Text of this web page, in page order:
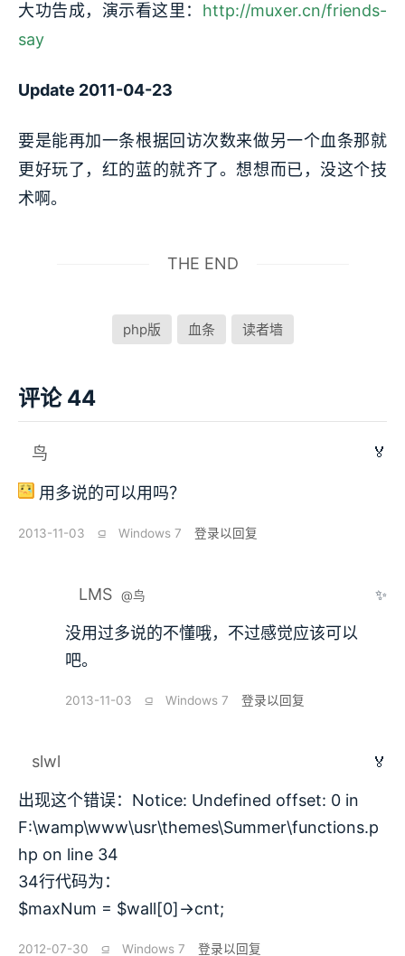
大功告成，演示看这里： http://muxer.cn/friends-
say
Update 2011-04-23
要是能再加一条根据回访次数来做另一个血条那就
更好玩了，红的蓝的就齐了。想想而已，没这个技
术啊。
THE END
php版 血条 读者墙
评论 44
鸟 🏅
用多说的可以用吗？
2013-11-03 ⫑ Windows 7 登录以回复
LMS @鸟 ✨
没用过多说的不懂哦，不过感觉应该可以
吧。
2013-11-03 ⫑ Windows 7 登录以回复
slwl 🏅
出现这个错误：Notice: Undefined offset: 0 in
F:\wamp\www\usr\themes\Summer\functions.p
hp on line 34
34行代码为：
$maxNum = $wall[0]->cnt;
2012-07-30 ⫑ Windows 7 登录以回复